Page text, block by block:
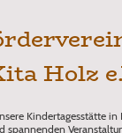
Holz
Kindertagesstätte
spannenden